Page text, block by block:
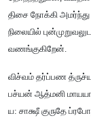
திசை நோக்கி
நிலையில்
வணங்குகிறேன்.
விச்வம் தர்ப்பண
பச்யன் ஆத்மனி மாயயா
ய: சாக்ஷீ குருதே